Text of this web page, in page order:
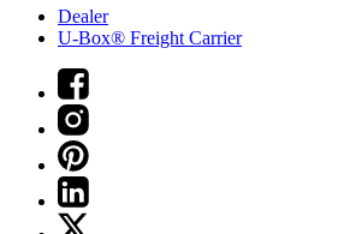
Dealer
U-Box® Freight Carrier